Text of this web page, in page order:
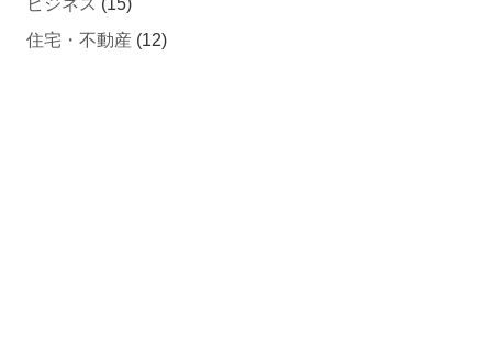
ビジネス (15)
住宅・不動産 (12)